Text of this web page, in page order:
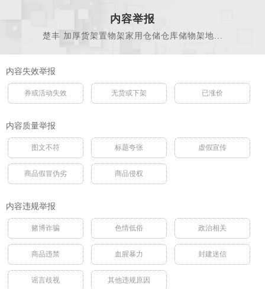
内容举报
楚丰 加厚货架置物架家用仓储仓库储物架地...
内容失效举报
券或活动失效 无货或下架 已涨价
内容质量举报
图文不符 标题夸张 虚假宣传
商品假冒伪劣 商品侵权
内容违规举报
赌博诈骗 色情低俗 政治相关
商品违禁 血腥暴力 封建迷信
谣言歧视 其他违规原因